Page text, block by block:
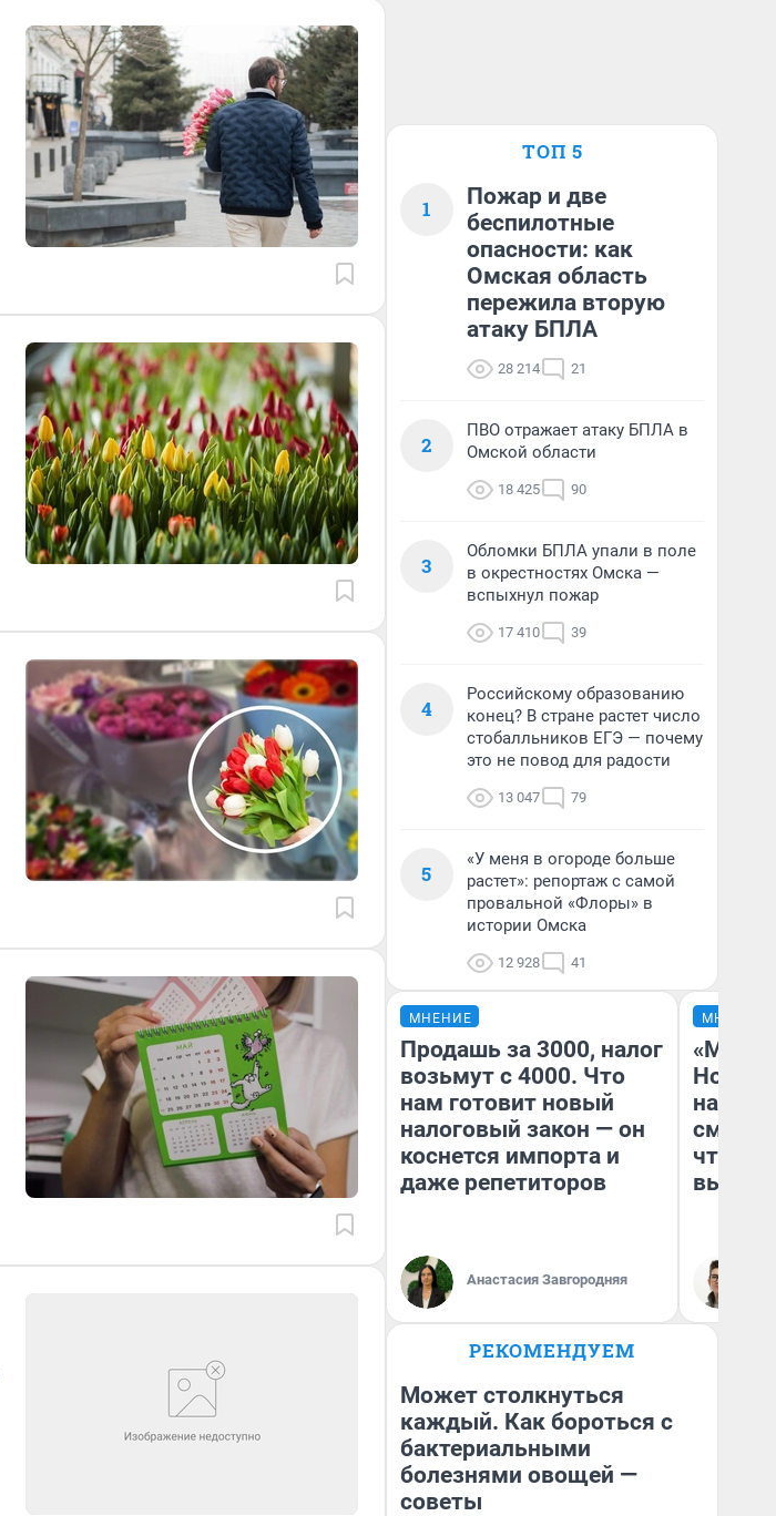
ТОП 5
1
Пожар и две
беспилотные
опасности: как
Омская область
пережила вторую
атаку БПЛА
28 214 21
2
ПВО отражает атаку БПЛА в
Омской области
18 425 90
3
Обломки БПЛА упали в поле
в окрестностях Омска —
вспыхнул пожар
17 410 39
4
Российскому образованию
конец? В стране растет число
стобалльников ЕГЭ — почему
это не повод для радости
13 047 79
5
«У меня в огороде больше
растет»: репортаж с самой
провальной «Флоры» в
истории Омска
12 928 41
МНЕНИЕ
Продашь за 3000, налог
возьмут с 4000. Что
нам готовит новый
налоговый закон — он
коснется импорта и
даже репетиторов
Анастасия Завгородняя
МНЕНИЕ
«Мы
чтобы
РЕКОМЕНДУЕМ
Может столкнуться
каждый. Как бороться с
бактериальными
болезнями овощей —
советы